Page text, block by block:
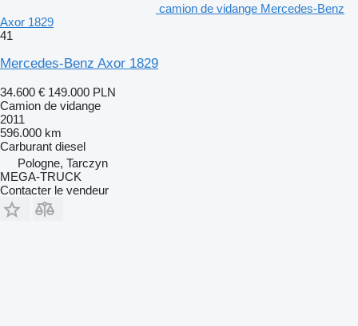
camion de vidange Mercedes-Benz
Axor 1829
41
Mercedes-Benz Axor 1829
34.600 € 149.000 PLN
Camion de vidange
2011
596.000 km
Carburant diesel
Pologne, Tarczyn
MEGA-TRUCK
Contacter le vendeur